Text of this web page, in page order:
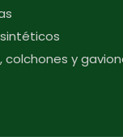
colchones y